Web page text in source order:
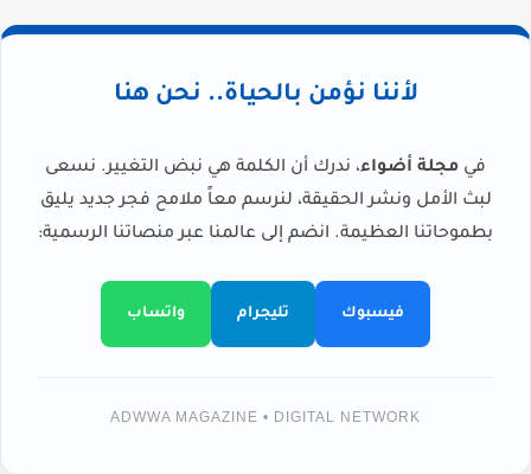
لأننا نؤمن بالحياة.. نحن هنا
في مجلة أضواء، ندرك أن الكلمة هي نبض التغيير. نسعى
لبث الأمل ونشر الحقيقة، لنرسم معاً ملامح فجر جديد يليق
بطموحاتنا العظيمة. انضم إلى عالمنا عبر منصاتنا الرسمية:
فيسبوك تليجرام واتساب
ADWWA MAGAZINE • DIGITAL NETWORK